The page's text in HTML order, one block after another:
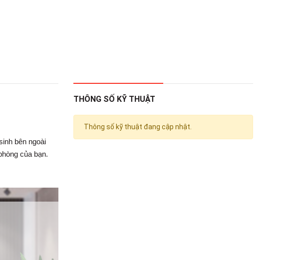
bên ngoài
của bạn.
THÔNG SỐ KỸ THUẬT
Thông số kỹ thuật đang cập nhật.